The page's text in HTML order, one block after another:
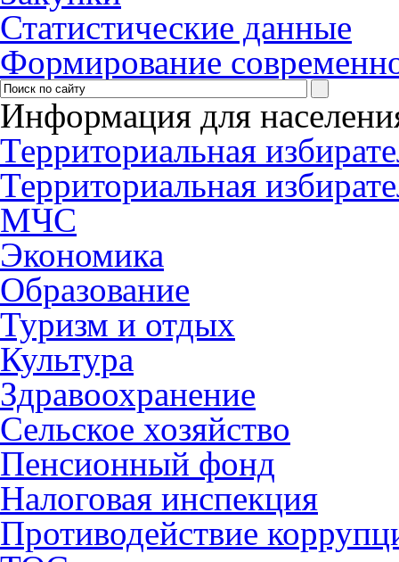
Статистические данные
Формирование
Информация для
Территориальная
Территориальная
МЧС
Экономика
Образование
Туризм и отдых
Культура
Здравоохранение
Сельское хозяйство
Пенсионный фонд
Налоговая инспекция
Противодействие